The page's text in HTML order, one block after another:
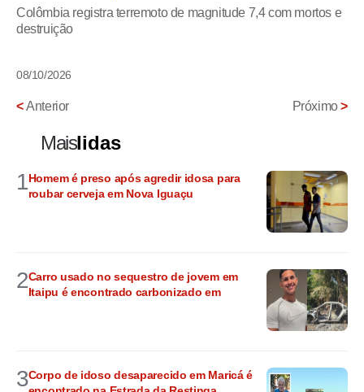
Colômbia registra terremoto de magnitude 7,4 com mortos e
destruição
08/10/2026
<Anterior Próximo>
Maislidas
1Homem é preso após agredir idosa para
roubar cerveja em Nova Iguaçu
2Carro usado no sequestro de jovem em
Itaipu é encontrado carbonizado em
3Corpo de idoso desaparecido em Maricá é